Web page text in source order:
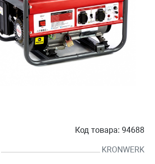
Код товара: 94688
KRONWERK